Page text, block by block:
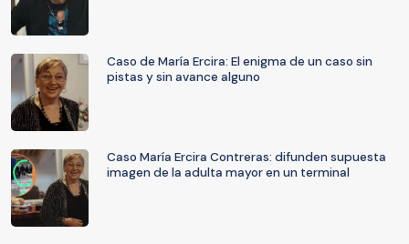
Caso de María Ercira: El enigma de un caso sin
pistas y sin avance alguno
Caso María Ercira Contreras: difunden supuesta
imagen de la adulta mayor en un terminal